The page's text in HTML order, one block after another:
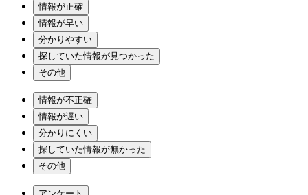
情報が正確
情報が早い
分かりやすい
探していた情報が見つかった
その他
情報が不正確
情報が遅い
分かりにくい
探していた情報が無かった
その他